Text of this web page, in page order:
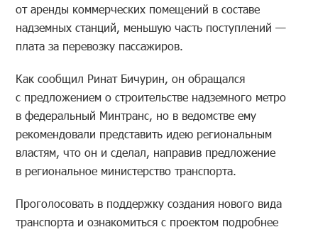
от аренды коммерческих помещений в составе
надземных станций, меньшую часть поступлений —
плата за перевозку пассажиров.
Как сообщил Ринат Бичурин, он обращался
с предложением о строительстве надземного метро
в федеральный Минтранс, но в ведомстве ему
рекомендовали представить идею региональным
властям, что он и сделал, направив предложение
в региональное министерство транспорта.
Проголосовать в поддержку создания нового вида
транспорта и ознакомиться с проектом подробнее